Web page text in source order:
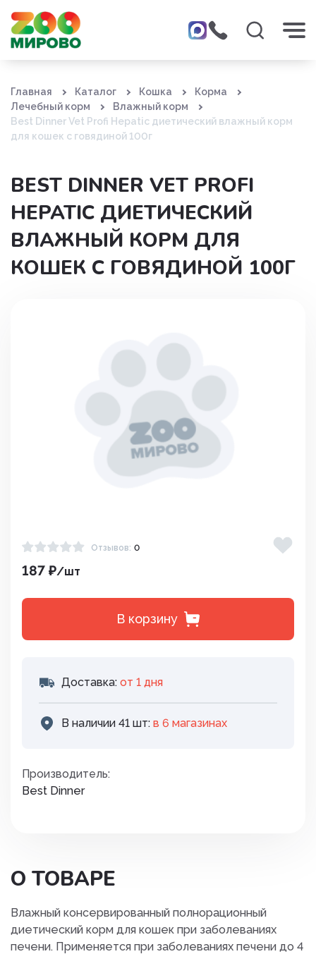
Главная Каталог Кошка
Корма
Лечебный корм
Влажный корм
Best Dinner Vet Profi Hepatic диетический влажный корм
для кошек с говядиной 100г
BEST DINNER VET PROFI
HEPATIC ДИЕТИЧЕСКИЙ
ВЛАЖНЫЙ КОРМ ДЛЯ
КОШЕК С ГОВЯДИНОЙ 100Г
Отзывов: 0
187 ₽/шт
В корзину
Доставка: от 1 дня
В наличии 41 шт: в 6 магазинах
Производитель:
Best Dinner
О ТОВАРЕ
Влажный консервированный полнорационный
диетический корм для кошек при заболеваниях
печени. Применяется при заболеваниях печени до 4